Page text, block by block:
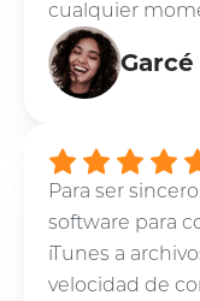
cualquier
Para ser
software para
iTunes a
velocidad de